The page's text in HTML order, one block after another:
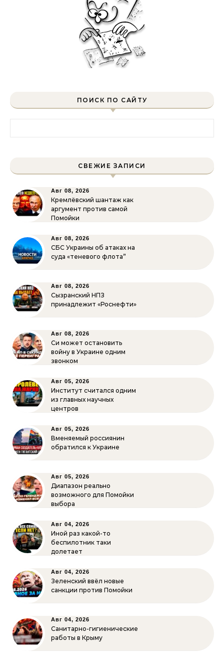
ПОИСК ПО САЙТУ
СВЕЖИЕ ЗАПИСИ
Авг 08, 2026
Кремлёвский шантаж как
аргумент против самой
Помойки
Авг 08, 2026
СБС Украины об атаках на
суда «теневого флота”
Авг 08, 2026
Сызранский НПЗ
принадлежит «Роснефти»
Авг 08, 2026
Си может остановить
войну в Украине одним
звонком
Авг 05, 2026
Институт считался одним
из главных научных
центров
Авг 05, 2026
Вменяемый россиянин
обратился к Украине
Авг 05, 2026
Диапазон реально
возможного для Помойки
выбора
Авг 04, 2026
Иной раз какой-то
беспилотник таки
долетает
Авг 04, 2026
Зеленский ввёл новые
санкции против Помойки
Авг 04, 2026
Санитарно-гигиенические
работы в Крыму